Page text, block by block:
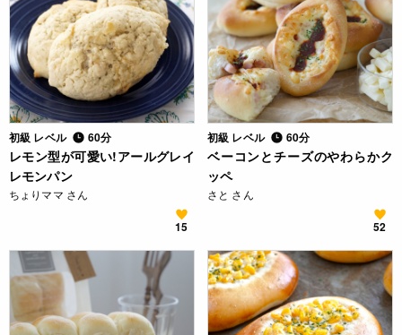
初級 レベル 60分
レモン型が可愛い!アールグレイ
レモンパン
ちょりママ さん
15
初級 レベル 60分
ベーコンとチーズのやわらかク
ッペ
さと さん
52